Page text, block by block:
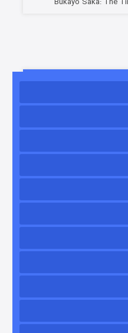
فصل ۱۷
منتشر شد
منتشر شد